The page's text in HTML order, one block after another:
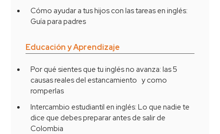
Cómo ayudar a tus hijos con las tareas en inglés:
Guía para padres
Educación y Aprendizaje
Por qué sientes que tu inglés no avanza: las 5
causas reales del estancamiento y como
romperlas
Intercambio estudiantil en inglés: Lo que nadie te
dice que debes preparar antes de salir de
Colombia